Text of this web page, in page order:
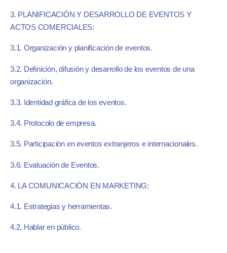
3. PLANIFICACIÓN Y DESARROLLO DE EVENTOS Y
ACTOS COMERCIALES:
3.1. Organización y planificación de eventos.
3.2. Definición, difusión y desarrollo de los eventos de una
organización.
3.3. Identidad gráfica de los eventos.
3.4. Protocolo de empresa.
3.5. Participación en eventos extranjeros e internacionales.
3.6. Evaluación de Eventos.
4. LA COMUNICACIÓN EN MARKETING:
4.1. Estrategias y herramientas.
4.2. Hablar en público.